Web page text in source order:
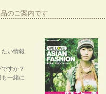
のご案内です
い情報
すか？
一緒に